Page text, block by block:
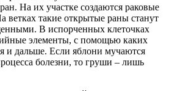
На их участке создаются раковые
ветках такие открытые раны станут
В испорченных клеточках
элементы, с помощью каких
и дальше. Если яблони мучаются
болезни, то груши – лишь